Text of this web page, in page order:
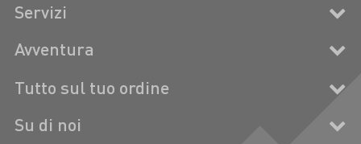
Servizi
Avventura
Tutto sul tuo ordine
Su di noi